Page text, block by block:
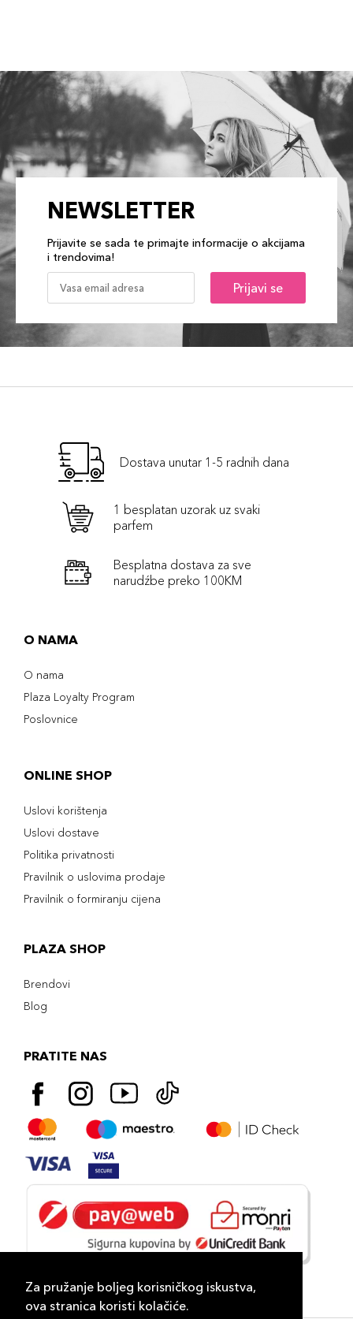
Za pružanje boljeg korisničkog iskustva,
ova stranica koristi kolačiće.
NEWSLETTER
Prijavite se sada te primajte informacije o akcijama
i trendovima!
Prijavi se
Dostava unutar 1-5 radnih dana
1 besplatan uzorak uz svaki
parfem
Besplatna dostava za sve
narudźbe preko 100KM
O NAMA
O nama
Plaza Loyalty Program
Poslovnice
ONLINE SHOP
Uslovi korištenja
Uslovi dostave
Politika privatnosti
Pravilnik o uslovima prodaje
Pravilnik o formiranju cijena
PLAZA SHOP
Brendovi
Blog
PRATITE NAS